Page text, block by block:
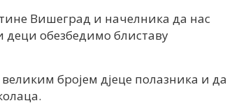
Вишеград и начелника да нас
обезбедимо блиставу
бројем дјеце полазника и да